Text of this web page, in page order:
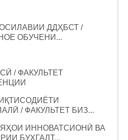
ДДҲБСТ /
ОБУЧЕНИ...
/ ФАКУЛЬТЕТ
/ ФАКУЛЬТЕТ БИЗ...
ИННОВАТСИОНӢ ВА
БУХГАЛТ...